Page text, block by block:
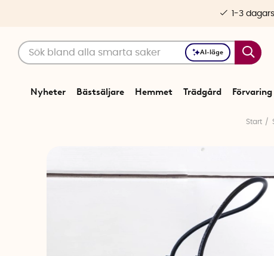
AI-läge
Nyheter Bästsäljare Hemmet Trädgård Förvaring
1-3
Start